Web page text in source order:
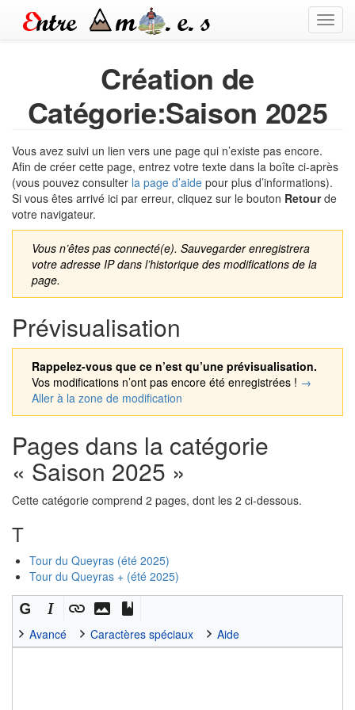
Création de
Catégorie:Saison 2025
Vous avez suivi un lien vers une page qui n’existe pas encore.
Afin de créer cette page, entrez votre texte dans la boîte ci-après
(vous pouvez consulter la page d’aide pour plus d’informations).
Si vous êtes arrivé ici par erreur, cliquez sur le bouton Retourde
votre navigateur.
Vous n’êtes pas connecté(e). Sauvegarder enregistrera
votre adresse IP dans l’historique des modifications de la
page.
Prévisualisation
Rappelez-vous que ce n’est qu’une prévisualisation.
Vos modifications n’ont pas encore été enregistrées ! →
Aller à la zone de modification
Pages dans la catégorie
« Saison 2025 »
Cette catégorie comprend 2 pages, dont les 2 ci-dessous.
T
Tour du Queyras (été 2025)
Tour du Queyras + (été 2025)
Avancé Caractères spéciaux Aide